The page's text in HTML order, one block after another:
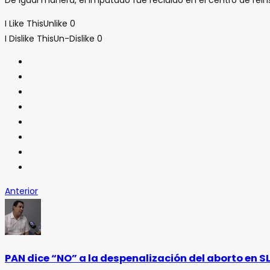
I Like ThisUnlike 0
I Dislike ThisUn-Dislike 0
Anterior
PAN dice “NO” a la despenalización del aborto en